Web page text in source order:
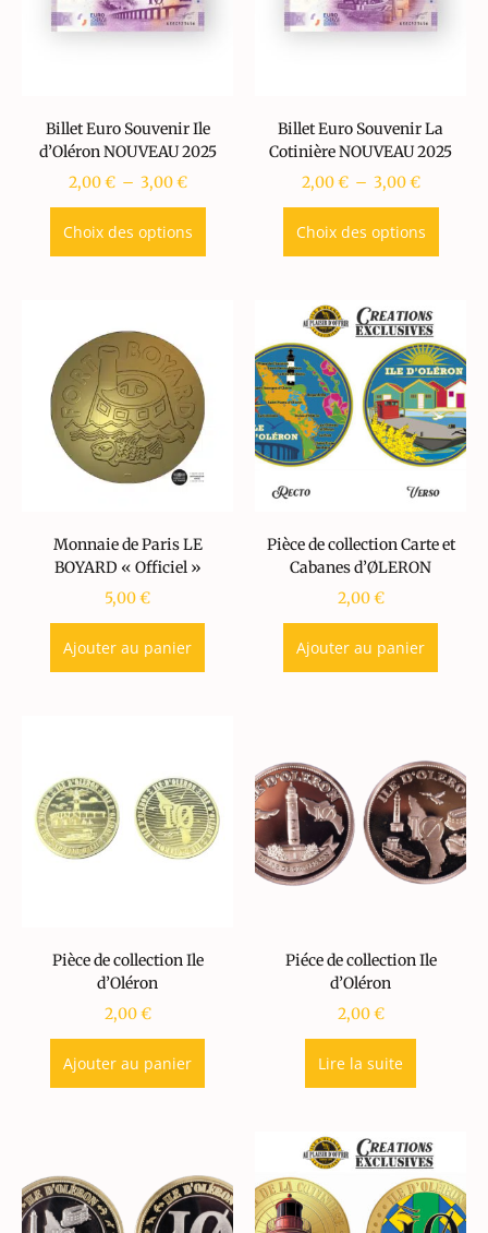
Billet Euro Souvenir Ile
d’Oléron NOUVEAU 2025
2,00€ – 3,00€
Choix des options
Billet Euro Souvenir La
Cotinière NOUVEAU 2025
2,00€ – 3,00€
Choix des options
Monnaie de Paris LE
BOYARD « Officiel »
5,00€
Ajouter au panier
Pièce de collection Carte et
Cabanes d’ØLERON
2,00€
Ajouter au panier
Pièce de collection Ile
d’Oléron
2,00€
Ajouter au panier
Piéce de collection Ile
d’Oléron
2,00€
Lire la suite